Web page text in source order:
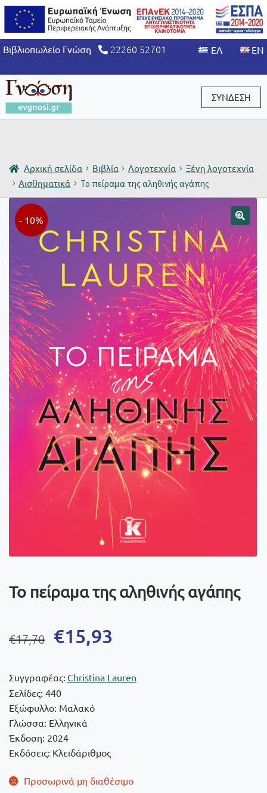
Βιβλιοπωλείο Γνώση 22260 52701
ΣΥΝΔΕΣΗ
Αρχική σελίδα Βιβλία Λογοτεχνία
Ξένη λογοτεχνία
Αισθηματικά
Το πείραμα της αληθινής αγάπης
- 10%
Το πείραμα της αληθινής αγάπης
€17,70
Original
price
was:
€17,70.
€15,93
τρέχουσα
τιμή
είναι:
€15,93.
Συγγραφέας: Christina Lauren
Σελίδες: 440
Εξώφυλλο: Μαλακό
Γλώσσα: Ελληνικά
Έκδοση: 2024
Εκδόσεις: Κλειδάριθμος
Προσωρινά μη διαθέσιμο